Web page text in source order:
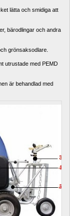
lätta och smidiga att
bärodlingar och andra
grönsaksodlare.
utrustade med PEMD
är behandlad med